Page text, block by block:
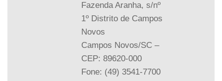
Fazenda Aranha, s/nº
1º Distrito de Campos
Novos
Campos Novos/SC –
CEP: 89620-000
Fone: (49) 3541-7700